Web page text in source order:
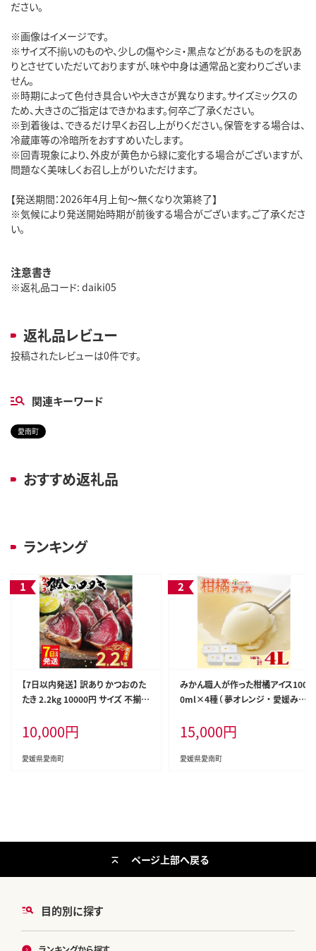
ださい。
※画像はイメージです。
※サイズ不揃いのものや、少しの傷やシミ・黒点などがあるものを訳あ
りとさせていただいておりますが、味や中身は通常品と変わりございま
せん。
※時期によって色付き具合いや大きさが異なります。サイズミックスの
ため、大きさのご指定はできかねます。何卒ご了承ください。
※到着後は、できるだけ早くお召し上がりください。保管をする場合は、
冷蔵庫等の冷暗所をおすすめいたします。
※回青現象により、外皮が黄色から緑に変化する場合がございますが、
問題なく美味しくお召し上がりいただけます。
【発送期間：2026年4月上旬～無くなり次第終了】
※気候により発送開始時期が前後する場合がございます。ご了承くださ
い。
注意書き
※返礼品コード: daiki05
返礼品レビュー
投稿されたレビューは0件です。
関連キーワード
愛南町
おすすめ返礼品
ランキング
【7日以内発送】 訳あり かつおのた
たき 2.2kg 10000円 サイズ 不揃い
鮮魚 天然 鰹 四国一 水揚げ タタキ
冷凍 大容量 ふるさと納税魚 ふる
さと納税人気 ふるさと納税カツオ
10,000円
愛媛県愛南町
みかん職人が作った柑橘アイス100
0ml×4種（ 夢オレンジ ・ 愛媛みか
柑橘 アイス アイスクリーム シャー
ベット ジェラート ソルベ お菓子
おかし デザート スイーツ 冷凍 冬
15,000円
愛媛県愛南町
目的別に探す
ページ上部へ戻る